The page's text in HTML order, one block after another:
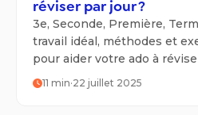
réviser par jour ?
3e, Seconde, Première,
travail idéal, méthodes et
pour aider votre ado à
11 min·22 juillet 2025